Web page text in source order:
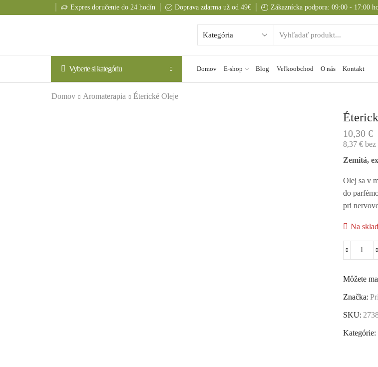
Expres doručenie do 24 hodín Doprava zdarma už od 49€ Zákaznícka podpora: 09:00 - 17:00
Vyberte si kategóriu Domov E-shop Blog Veľkoobchod O nás Kontakt
Domov Aromaterapia Éterické Oleje
10,30 €
8,37 €
Zemitá,
Olej sa v
do
pri
Na
Môžete
Značka:
SKU:
Kategórie: